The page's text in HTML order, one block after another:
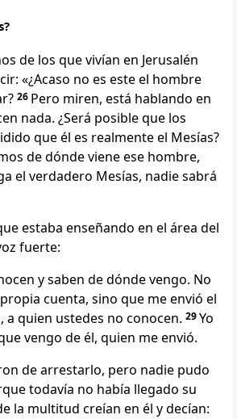
de los que vivían en Jerusalén
«¿Acaso no es este el hombre
26 Pero miren, está hablando en
nada. ¿Será posible que los
que él es realmente el Mesías?
de dónde viene ese hombre,
el verdadero Mesías, nadie sabrá
estaba enseñando en el área del
fuerte:
y saben de dónde vengo. No
cuenta, sino que me envió el
a quien ustedes no conocen. 29Yo
vengo de él, quien me envió.
de arrestarlo, pero nadie pudo
todavía no había llegado su
la multitud creían en él y decían: